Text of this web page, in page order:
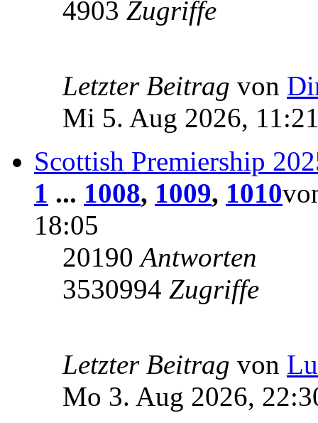
4903 Zugriffe
Letzter Beitrag von
Mi 5. Aug 2026,
Scottish Premiership
1 ... 1008, 1009, 1010
18:05
20190Antworten
3530994 Zugriffe
Letzter Beitrag von
Mo 3. Aug 2026,